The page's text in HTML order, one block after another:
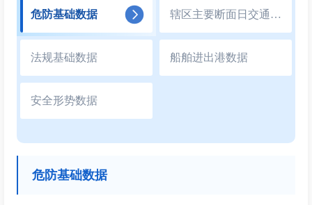
危防基础数据 辖区主要断面日交通流量统计
法规基础数据 船舶进出港数据
安全形势数据
危防基础数据